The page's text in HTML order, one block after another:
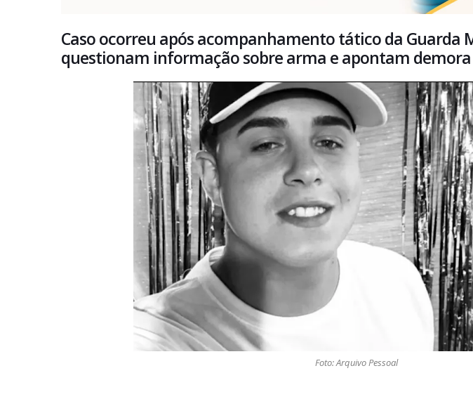
Caso ocorreu após acompanhamento tático da Guarda
questionam informação sobre arma e apontam
Foto: Arquivo Pessoal